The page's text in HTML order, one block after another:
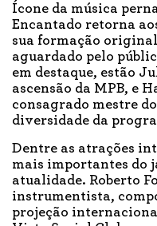
Ícone da música
Encantado retorna
sua formação
aguardado pelo
em destaque, estão
ascensão da MPB, e
consagrado mestre
diversidade da
Dentre as atrações
mais importantes do
atualidade. Roberto
instrumentista,
projeção